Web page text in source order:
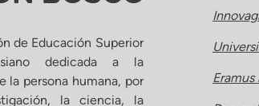
de Educación Superior
dedicada a la
la persona humana, por
la ciencia, la